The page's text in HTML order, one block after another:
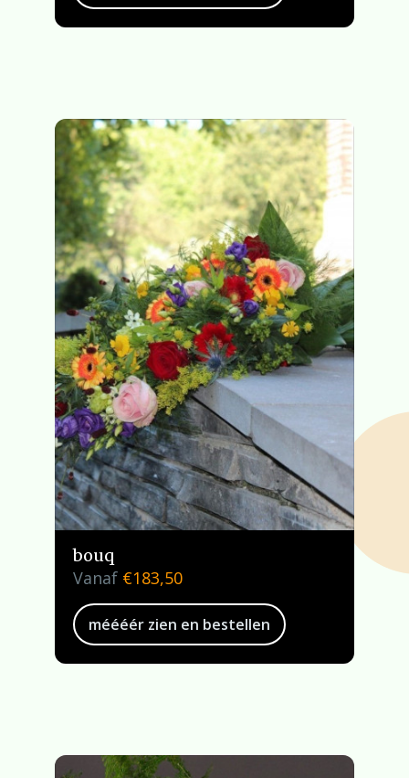
bouq
Vanaf €183,50
méééér zien en bestellen